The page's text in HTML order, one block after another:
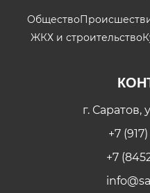
Общество
ЖКХ и строительство
г. Саратов,
+7
+7